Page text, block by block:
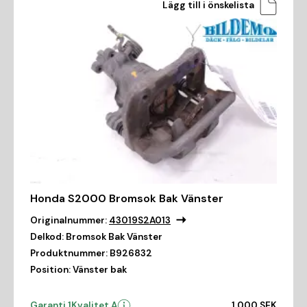
Lägg till i önskelista
Honda S2000 Bromsok Bak Vänster
Originalnummer: 43019S2A013
Delkod: Bromsok Bak Vänster
Produktnummer: B926832
Position:Vänster bak